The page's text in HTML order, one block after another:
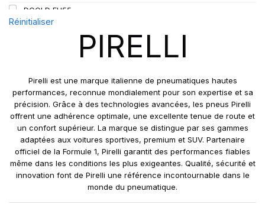
152
152/148
154/149
154/150
158/156
DCOLD FH55
DIABLO SCOOTER R
FH:01K
FR25
FR 25 PLUS
FR:01
FR: 01S
NERO GT
Réinitialiser
PIRELLI
Pirelli est une marque italienne de pneumatiques hautes
performances, reconnue mondialement pour son expertise et sa
précision. Grâce à des technologies avancées, les pneus Pirelli
offrent une adhérence optimale, une excellente tenue de route et
un confort supérieur. La marque se distingue par ses gammes
adaptées aux voitures sportives, premium et SUV. Partenaire
officiel de la Formule 1, Pirelli garantit des performances fiables
même dans les conditions les plus exigeantes. Qualité, sécurité et
innovation font de Pirelli une référence incontournable dans le
monde du pneumatique.